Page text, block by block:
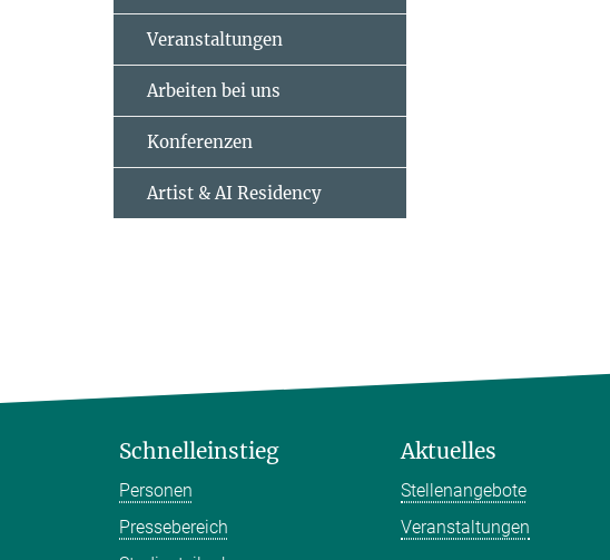
Veranstaltungen
Arbeiten bei uns
Konferenzen
Artist & AI Residency
Schnelleinstieg
Personen
Pressebereich
Aktuelles
Stellenangebote
Veranstaltungen